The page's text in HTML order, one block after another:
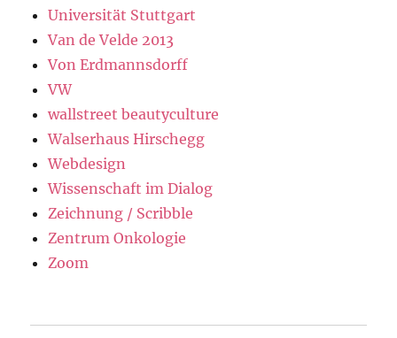
Universität Stuttgart
Van de Velde 2013
Von Erdmannsdorff
VW
wallstreet beautyculture
Walserhaus Hirschegg
Webdesign
Wissenschaft im Dialog
Zeichnung / Scribble
Zentrum Onkologie
Zoom